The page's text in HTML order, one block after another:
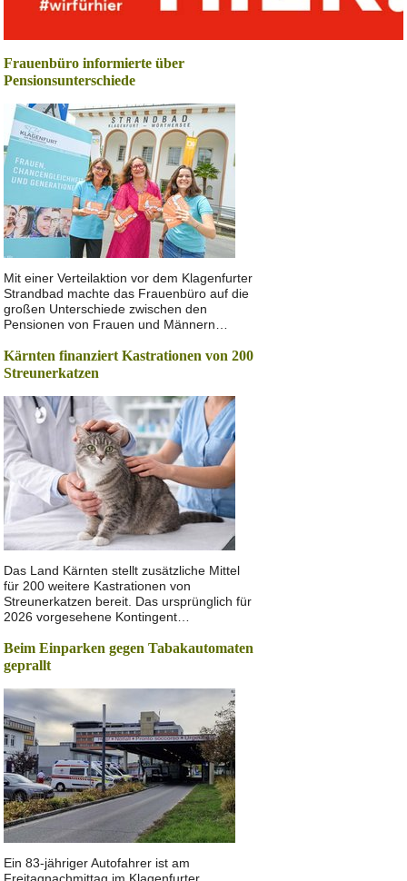
Frauenbüro informierte über
Pensionsunterschiede
Mit einer Verteilaktion vor dem Klagenfurter
Strandbad machte das Frauenbüro auf die
großen Unterschiede zwischen den
Pensionen von Frauen und Männern…
Kärnten finanziert Kastrationen von 200
Streunerkatzen
Das Land Kärnten stellt zusätzliche Mittel
für 200 weitere Kastrationen von
Streunerkatzen bereit. Das ursprünglich für
2026 vorgesehene Kontingent…
Beim Einparken gegen Tabakautomaten
geprallt
Ein 83-jähriger Autofahrer ist am
Freitagnachmittag im Klagenfurter